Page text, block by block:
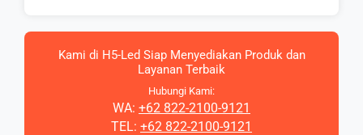
Kami di H5-Led Siap Menyediakan Produk dan
Layanan Terbaik
Hubungi Kami:
WA: +62 822-2100-9121
TEL: +62 822-2100-9121